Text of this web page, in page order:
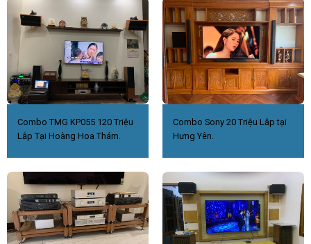
Combo TMG KP055 120 Triệu
Lắp Tại Hoàng Hoa Thám.
Combo Sony 20 Triệu Lắp tại
Hưng Yên.